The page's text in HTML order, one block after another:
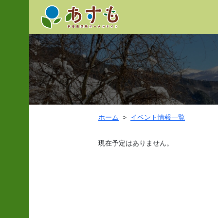
ホーム イベント情報一覧
現在予定はありません。